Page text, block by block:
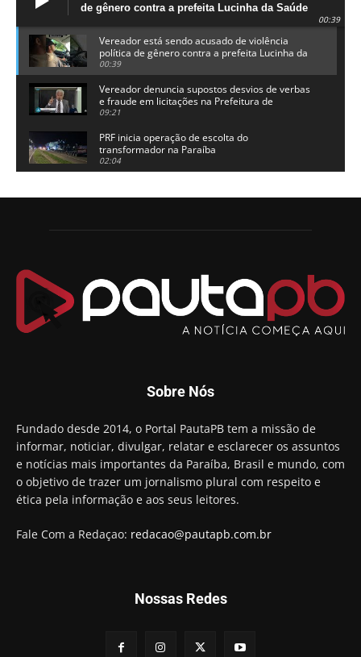
de gênero contra a prefeita Lucinha da Saúde
00:39
Vereador está sendo acusado de violência
política de gênero contra a prefeita Lucinha da
Saúde
00:39
Vereador denuncia supostos desvios de verbas
e fraude em licitações na Prefeitura de
Alhandra
09:21
PRF inicia operação de escolta do
transformador na Paraíba
02:04
candidatura a governador da Paraíba
Chapa dos sonhos: Cícero agradece a Galdino,
Arthur Lira parabeniza Karla Pimentel por sua
reeleição em Conde
00:23
Aguinaldo Ribeiro destaca apoio do PP a Hugo
preso e faz vídeo na cadeia
Hugo Motta retira projeto que permitia bancos
"confiscar" dinheiro de clientes
01:49
Descaso da gestão Panta deixa crianças e
professoras 'ilhadas' em creche
00:16
Sobre Nós
Fundado desde 2014, o Portal PautaPB tem a missão de
informar, noticiar, divulgar, relatar e esclarecer os assuntos
e notícias mais importantes da Paraíba, Brasil e mundo, com
o objetivo de trazer um jornalismo plural com respeito e
ética pela informação e aos seus leitores.
Fale Com a Redaçao: redacao@pautapb.com.br
Nossas Redes